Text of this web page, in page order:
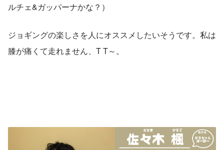
ルチェ&ガッパーナかな？）
ジョギングの楽しさを人にオススメしたいそうです。私は
膝が痛くて走れません、T T～。